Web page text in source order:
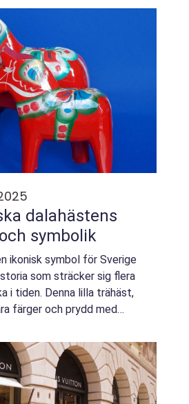
dalahästens
symbolik
ikonisk symbol för Sverige
som sträcker sig flera
i tiden. Denna lilla trähäst,
färger och prydd med